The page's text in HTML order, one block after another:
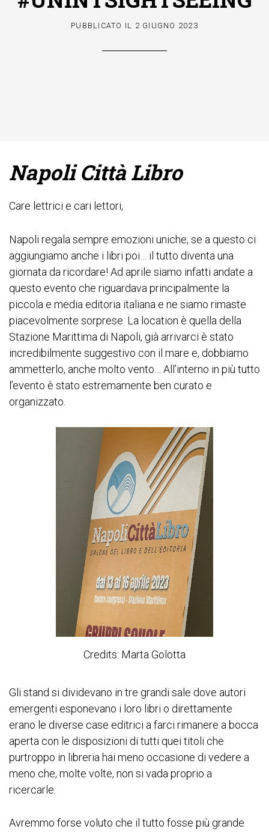
PUBBLICATO IL 2 GIUGNO 2023
Napoli Città Libro
Care lettrici e cari lettori,
Napoli regala sempre emozioni uniche, se a questo ci
aggiungiamo anche i libri poi… il tutto diventa una
giornata da ricordare! Ad aprile siamo infatti andate a
questo evento che riguardava principalmente la
piccola e media editoria italiana e ne siamo rimaste
piacevolmente sorprese. La location è quella della
Stazione Marittima di Napoli, già arrivarci è stato
incredibilmente suggestivo con il mare e, dobbiamo
ammetterlo, anche molto vento… All’interno in più tutto
l’evento è stato estremamente ben curato e
organizzato.
Credits: Marta Golotta
Gli stand si dividevano in tre grandi sale dove autori
emergenti esponevano i loro libri o direttamente
erano le diverse case editrici a farci rimanere a bocca
aperta con le disposizioni di tutti quei titoli che
purtroppo in libreria hai meno occasione di vedere a
meno che, molte volte, non si vada proprio a
ricercarle.
Avremmo forse voluto che il tutto fosse più grande